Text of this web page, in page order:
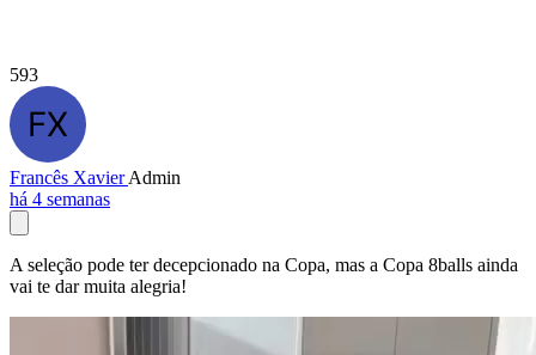
593
Francês XavierAdmin
há 4 semanas
A seleção pode ter decepcionado na Copa, mas a Copa 8balls ainda
vai te dar muita alegria!